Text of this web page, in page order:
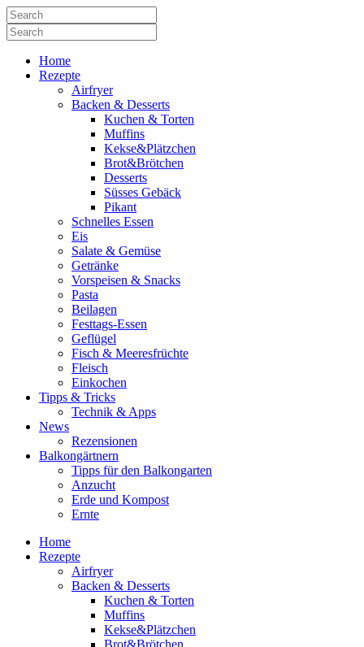
Home
Rezepte
Airfryer
Backen & Desserts
Kuchen & Torten
Muffins
Kekse&Plätzchen
Brot&Brötchen
Desserts
Süsses Gebäck
Pikant
Schnelles Essen
Eis
Salate & Gemüse
Getränke
Vorspeisen & Snacks
Pasta
Beilagen
Festtags-Essen
Geflügel
Fisch & Meeresfrüchte
Fleisch
Einkochen
Tipps & Tricks
Technik & Apps
News
Rezensionen
Balkongärtnern
Tipps für den Balkongarten
Anzucht
Erde und Kompost
Ernte
Home
Rezepte
Airfryer
Backen & Desserts
Kuchen & Torten
Muffins
Kekse&Plätzchen
Brot&Brötchen